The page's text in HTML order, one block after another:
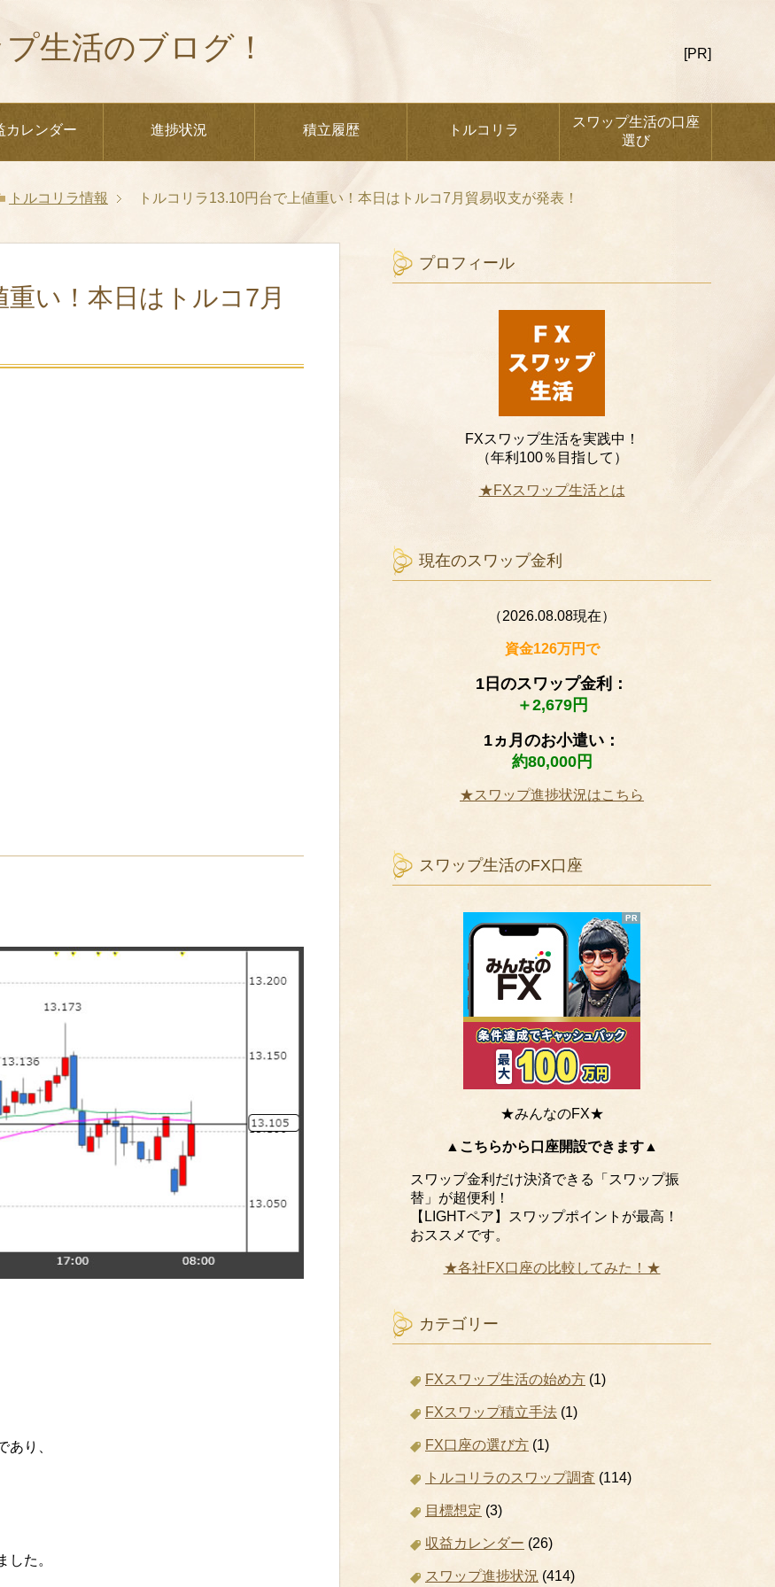
生活のブログ！ [PR]
カレンダー 進捗状況 積立履歴 トルコリラ
スワップ生活の口座
選び
トルコリラ情報 トルコリラ13.10円台で上値重い！本日はトルコ7月貿易収支が発表！
い！本日はトルコ7月
り、
した。
プロフィール
FXスワップ生活を実践中！
（年利100％目指して）
★FXスワップ生活とは
現在のスワップ金利
（2026.08.08現在）
資金126万円で
1日のスワップ金利：
＋2,679円
1ヵ月のお小遣い：
約80,000円
★スワップ進捗状況はこちら
スワップ生活のFX口座
★みんなのFX★
▲こちらから口座開設できます▲
スワップ金利だけ決済できる「スワップ振
替」が超便利！
【LIGHTペア】スワップポイントが最高！
おススメです。
★各社FX口座の比較してみた！★
カテゴリー
FXスワップ生活の始め方 (1)
FXスワップ積立手法 (1)
FX口座の選び方 (1)
トルコリラのスワップ調査 (114)
目標想定 (3)
収益カレンダー (26)
スワップ進捗状況 (414)